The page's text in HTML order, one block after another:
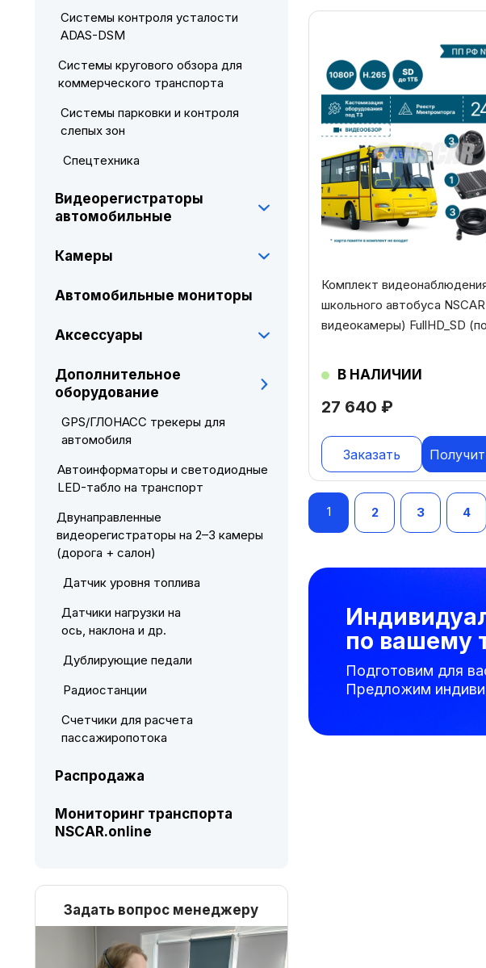
27 640 ₽
Комплект
школьного автобуса
видеокамеры) FullHD_SD
В НАЛИЧИИ
Заказать
Навигация
по
записям
1 2 3 4
по вашему
Подготовим для
Предложим
Системы контроля усталости
ADAS-DSM
Системы кругового обзора для
коммерческого транспорта
Системы парковки и контроля
слепых зон
Спецтехника
Видеорегистраторы
автомобильные
Камеры
Автомобильные мониторы
Аксессуары
Дополнительное
оборудование
GPS/ГЛОНАСС трекеры для
автомобиля
Автоинформаторы и светодиодные
LED-табло на транспорт
Двунаправленные
видеорегистраторы на 2–3 камеры
(дорога + салон)
Датчик уровня топлива
Датчики нагрузки на
ось, наклона и др.
Дублирующие педали
Радиостанции
Счетчики для расчета
пассажиропотока
Распродажа
Мониторинг транспорта
NSCAR.online
Задать вопрос менеджеру